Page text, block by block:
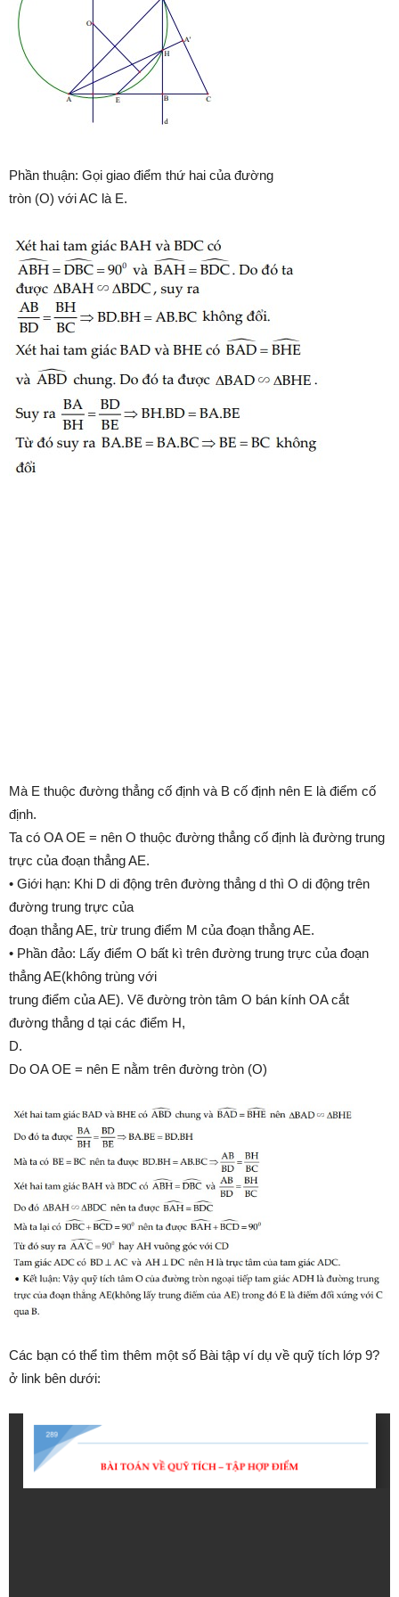
Phần thuận: Gọi giao điểm thứ hai của đường
tròn (O) với AC là E.
Mà E thuộc đường thẳng cố định và B cố định nên E là điểm cố
định.
Ta có OA OE = nên O thuộc đường thẳng cố định là đường trung
trực của đoạn thẳng AE.
• Giới hạn: Khi D di động trên đường thẳng d thì O di động trên
đường trung trực của
đoạn thẳng AE, trừ trung điểm M của đoạn thẳng AE.
• Phần đảo: Lấy điểm O bất kì trên đường trung trực của đoạn
thẳng AE(không trùng với
trung điểm của AE). Vẽ đường tròn tâm O bán kính OA cắt
đường thẳng d tại các điểm H,
D.
Do OA OE = nên E nằm trên đường tròn (O)
Các bạn có thể tìm thêm một số Bài tập ví dụ về quỹ tích lớp 9?
ở link bên dưới: